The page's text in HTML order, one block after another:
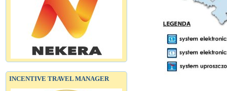
INCENTIVE TRAVEL MANAGER